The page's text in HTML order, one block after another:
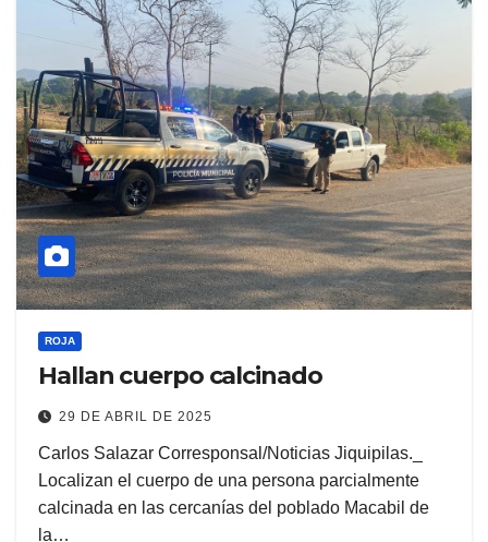
ROJA
Hallan cuerpo calcinado
29 DE ABRIL DE 2025
Carlos Salazar Corresponsal/Noticias Jiquipilas._
Localizan el cuerpo de una persona parcialmente
calcinada en las cercanías del poblado Macabil de
la…